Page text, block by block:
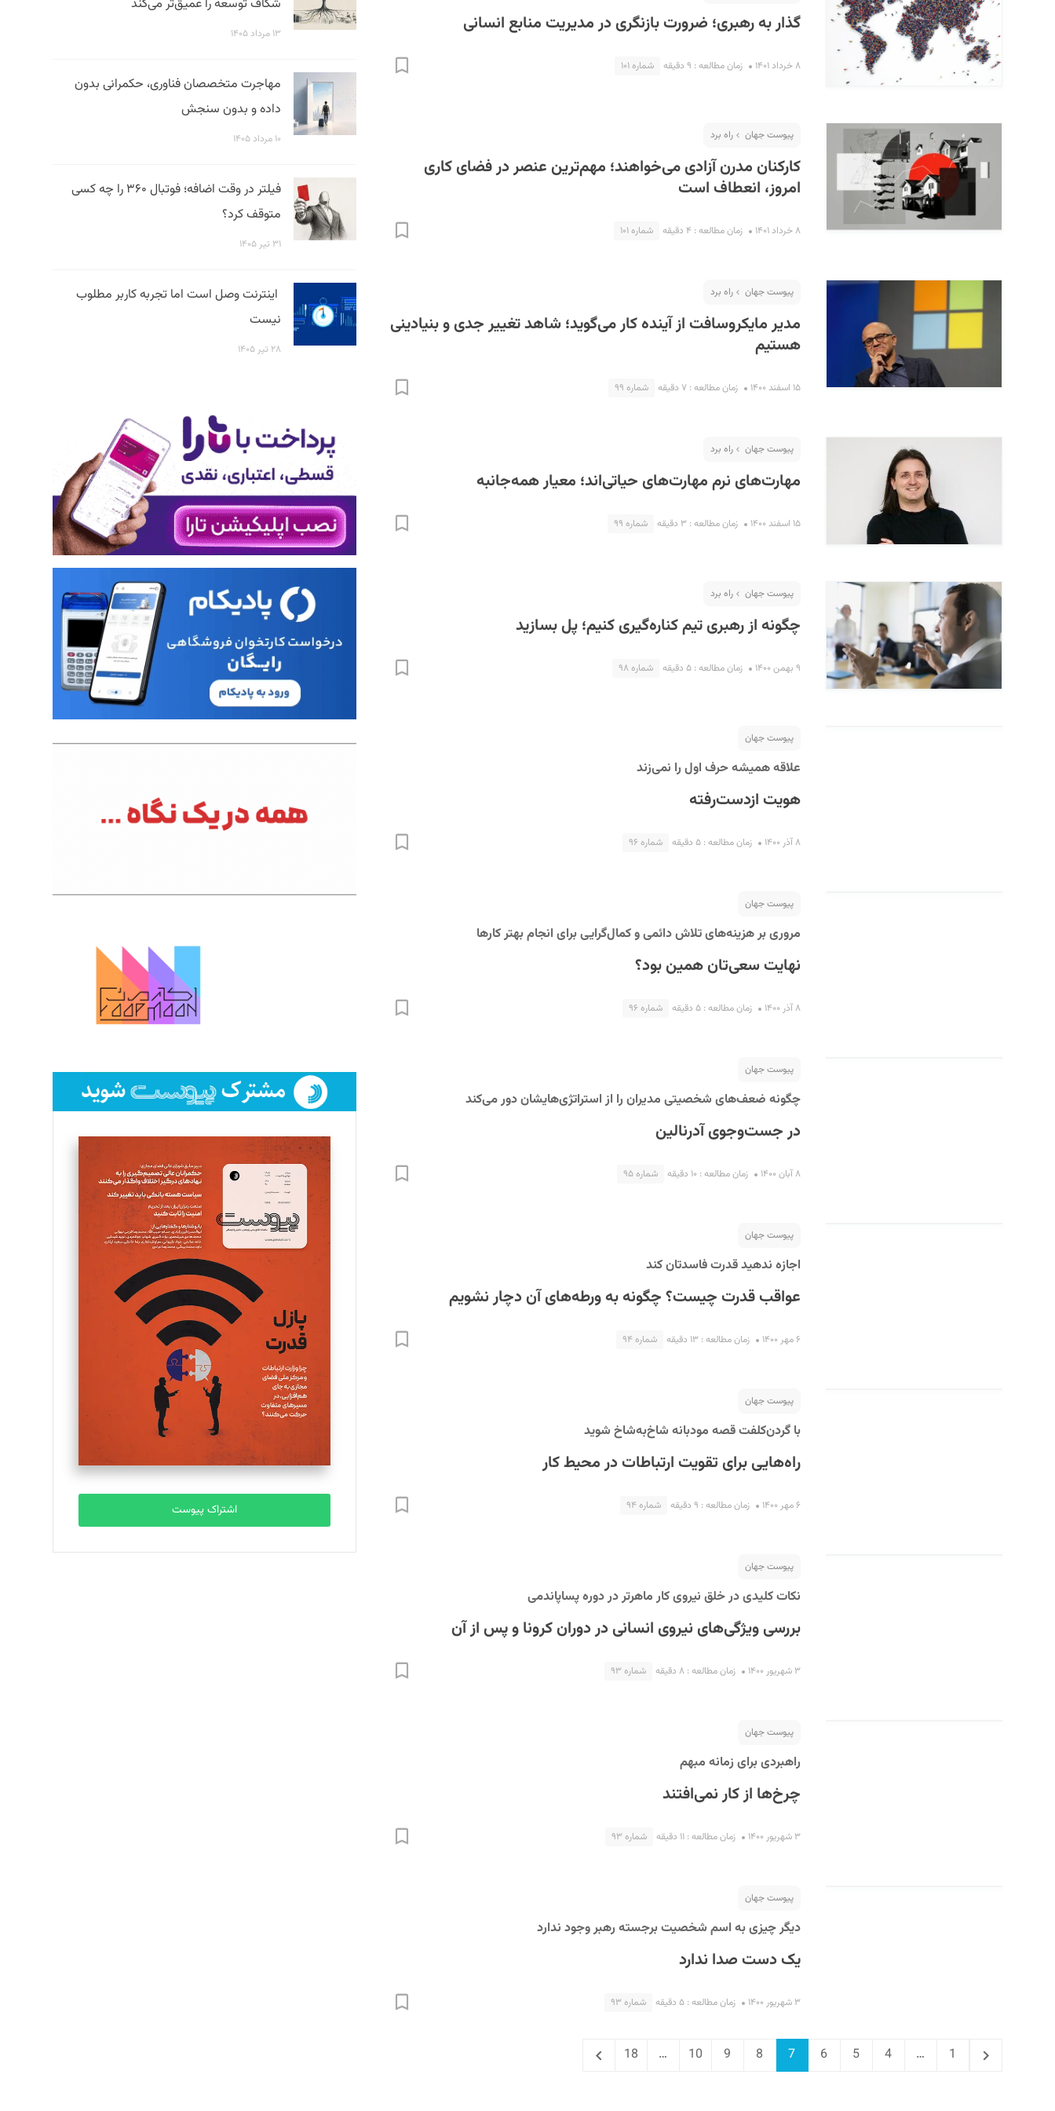
گذار به رهبری؛ ضرورت بازنگری در مدیریت منابع انسانی
۸ خرداد ۱۴۰۱ زمان مطالعه : ۹ دقیقه شماره ۱۰۱
پیوست جهان راه برد
کارکنان مدرن آزادی می‌خواهند؛ مهم‌ترین عنصر در فضای کاری
امروز، انعطاف‌ است
۸ خرداد ۱۴۰۱ زمان مطالعه : ۴ دقیقه شماره ۱۰۱
پیوست جهان راه برد
مدیر مایکروسافت از آینده کار می‌گوید؛ شاهد تغییر جدی و بنیادینی
هستیم
۱۵ اسفند ۱۴۰۰ زمان مطالعه : ۷ دقیقه شماره ۹۹
پیوست جهان راه برد
مهارت‌های نرم مهارت‌های حیاتی‌اند؛ معیار همه‌جانبه
۱۵ اسفند ۱۴۰۰ زمان مطالعه : ۳ دقیقه شماره ۹۹
پیوست جهان راه برد
چگونه از رهبری تیم کناره‌گیری کنیم؛ پل‌ بسازید
۹ بهمن ۱۴۰۰ زمان مطالعه : ۵ دقیقه شماره ۹۸
پیوست جهان
علاقه همیشه حرف اول را نمی‌زند
هویت ازدست‌رفته
۸ آذر ۱۴۰۰ زمان مطالعه : ۵ دقیقه شماره ۹۶
پیوست جهان
مروری بر هزینه‌های تلاش دائمی و کمال‌گرایی برای انجام بهتر کارها
نهایت سعی‌تان همین بود؟
۸ آذر ۱۴۰۰ زمان مطالعه : ۵ دقیقه شماره ۹۶
پیوست جهان
چگونه ضعف‌های شخصیتی مدیران را از استراتژی‌هایشان دور می‌کند
در جست‌وجوی آدرنالین
۸ آبان ۱۴۰۰ زمان مطالعه : ۱۰ دقیقه شماره ۹۵
پیوست جهان
اجازه ندهید قدرت فاسدتان کند
عواقب قدرت چیست؟ چگونه به ورطه‌های آن دچار نشویم
۶ مهر ۱۴۰۰ زمان مطالعه : ۱۳ دقیقه شماره ۹۴
پیوست جهان
با گردن‌کلفت قصه مودبانه شاخ‌به‌شاخ شوید
راه‌هایی برای تقویت ارتباطات در محیط کار
۶ مهر ۱۴۰۰ زمان مطالعه : ۹ دقیقه شماره ۹۴
پیوست جهان
نکات کلیدی در خلق نیروی کار ماهرتر در دوره پساپاندمی
بررسی ویژگی‌های نیروی انسانی در دوران کرونا و پس از آن
۳ شهریور ۱۴۰۰ زمان مطالعه : ۸ دقیقه شماره ۹۳
پیوست جهان
راهبردی برای زمانه مبهم
چرخ‌ها از کار نمی‌افتند
۳ شهریور ۱۴۰۰ زمان مطالعه : ۱۱ دقیقه شماره ۹۳
پیوست جهان
دیگر چیزی به اسم شخصیت برجسته رهبر وجود ندارد
یک دست صدا ندارد
۳ شهریور ۱۴۰۰ زمان مطالعه : ۵ دقیقه شماره ۹۳
Previous
Page1
…
Page4
Page5
Page6
Page7
Page8
Page9
Page10
…
Page18
Next
شکاف توسعه را عمیق‌تر می‌کند
۱۳ مرداد ۱۴۰۵
مهاجرت متخصصان فناوری، حکمرانی بدون
داده و بدون سنجش
۱۰ مرداد ۱۴۰۵
فیلتر در وقت اضافه؛ فوتبال ۳۶۰ را چه کسی
متوقف کرد؟
۳۱ تیر ۱۴۰۵
اینترنت وصل است اما تجربه کاربر مطلوب
نیست
۲۸ تیر ۱۴۰۵
اشتراک پیوست